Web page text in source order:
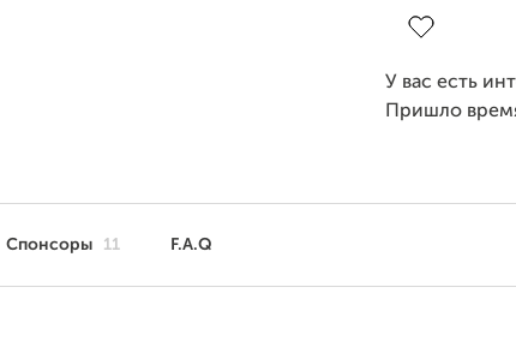
У вас есть
Пришло
Спонсоры 11 F.A.Q